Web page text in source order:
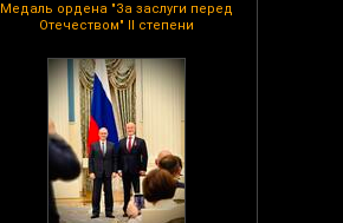
Медаль ордена "За заслуги перед
Отечеством" II степени